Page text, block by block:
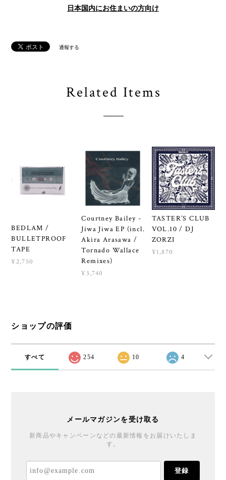
日本国内にお住まいの方向け
通報する
Related Items
BEDLAM /
BULLETPROOF
TAPE
¥2,750
Courtney Bailey -
Jiwa Jiwa EP (incl.
Akira Arasawa /
Tornado Wallace
Remixes)
¥3,740
TASTER’S CLUB
VOL.10 / DJ
ZORZI
¥1,870
ショップの評価
すべて 254 10 4
メールマガジンを受け取る
新商品やキャンペーンなどの最新情報をお届けいたしま
す。
登録